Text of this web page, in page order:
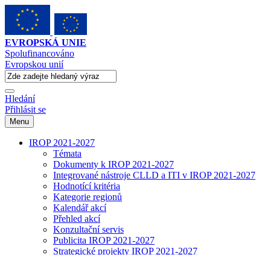
EVROPSKÁ UNIE
Spolufinancováno
Evropskou unií
Hledání
Přihlásit se
Menu
IROP 2021-2027
Témata
Dokumenty k IROP 2021-2027
Integrované nástroje CLLD a ITI v IROP 2021-2027
Hodnotící kritéria
Kategorie regionů
Kalendář akcí
Přehled akcí
Konzultační servis
Publicita IROP 2021-2027
Strategické projekty IROP 2021-2027